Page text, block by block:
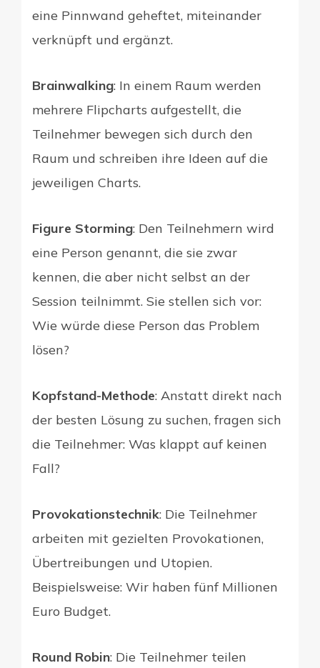
eine Pinnwand geheftet, miteinander
verknüpft und ergänzt.
Brainwalking: In einem Raum werden
mehrere Flipcharts aufgestellt, die
Teilnehmer bewegen sich durch den
Raum und schreiben ihre Ideen auf die
jeweiligen Charts.
Figure Storming: Den Teilnehmern wird
eine Person genannt, die sie zwar
kennen, die aber nicht selbst an der
Session teilnimmt. Sie stellen sich vor:
Wie würde diese Person das Problem
lösen?
Kopfstand-Methode: Anstatt direkt nach
der besten Lösung zu suchen, fragen sich
die Teilnehmer: Was klappt auf keinen
Fall?
Provokationstechnik: Die Teilnehmer
arbeiten mit gezielten Provokationen,
Übertreibungen und Utopien.
Beispielsweise: Wir haben fünf Millionen
Euro Budget.
Round Robin: Die Teilnehmer teilen